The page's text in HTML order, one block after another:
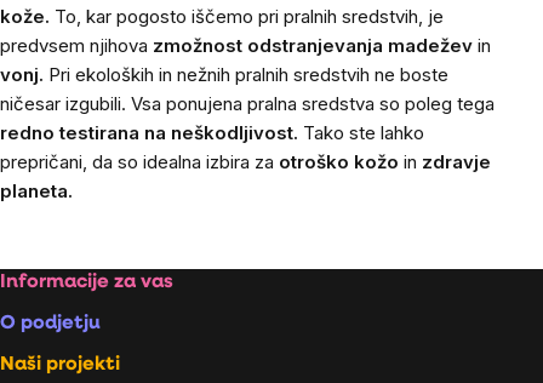
kože. To, kar pogosto iščemo pri pralnih sredstvih, je
predvsem njihova zmožnost odstranjevanja madežev in
vonj. Pri ekoloških in nežnih pralnih sredstvih ne boste
ničesar izgubili. Vsa ponujena pralna sredstva so poleg tega
redno testirana na neškodljivost. Tako ste lahko
prepričani, da so idealna izbira za otroško kožo in zdravje
planeta.
Footer
Informacije za vas
O podjetju
Naši projekti